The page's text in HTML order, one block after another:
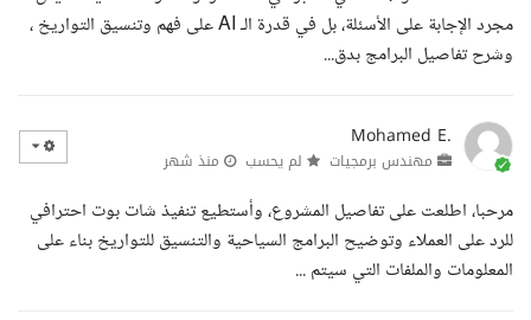
مجرد الإجابة على الأسئلة، بل في قدرة الـ AI على فهم وتنسيق التواريخ ،
وشرح تفاصيل البرامج بدق...
Mohamed E.
مهندس برمجيات لم يحسب منذ شهر
مرحبا، اطلعت على تفاصيل المشروع، وأستطيع تنفيذ شات بوت احترافي
للرد على العملاء وتوضيح البرامج السياحية والتنسيق للتواريخ بناء على
المعلومات والملفات التي سيتم ...